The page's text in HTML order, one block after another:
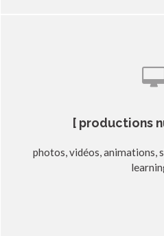
[ productions
photos, vidéos, animations,